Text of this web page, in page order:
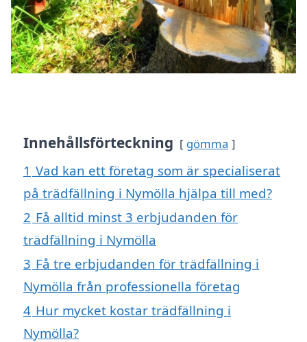
Innehållsförteckning gömma
1 Vad kan ett företag som är specialiserat
på trädfällning i Nymölla hjälpa till med?
2 Få alltid minst 3 erbjudanden för
trädfällning i Nymölla
3 Få tre erbjudanden för trädfällning i
Nymölla från professionella företag
4 Hur mycket kostar trädfällning i
Nymölla?